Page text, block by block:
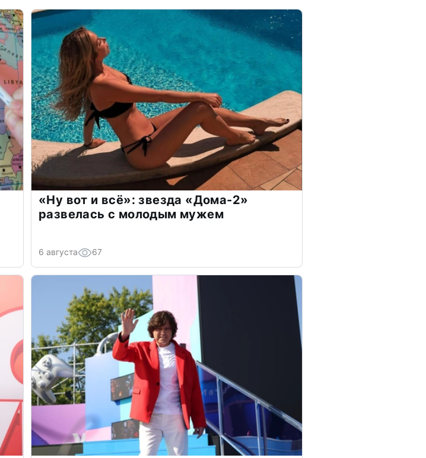
«Ну вот и всё»: звезда «Дома-2»
развелась с молодым мужем
6 августа 67